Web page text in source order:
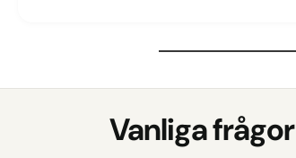
Vanliga frågor